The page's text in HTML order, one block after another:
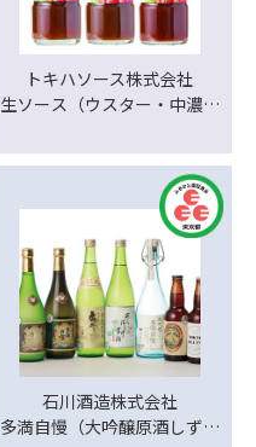
トキハソース株式会社
生ソース（ウスター・中濃・
石川酒造株式会社
多満自慢（大吟醸原酒しずく